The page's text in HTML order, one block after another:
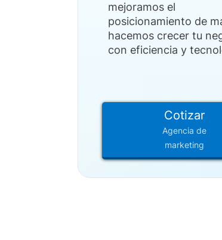
mejoramos el
posicionamiento de
hacemos crecer tu
con eficiencia y
Cotizar
Agencia de
marketing